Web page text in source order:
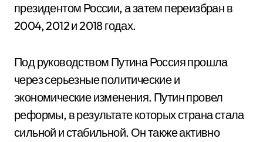
президентом России, а затем переизбран в
2004, 2012 и 2018 годах.
Под руководством Путина Россия прошла
через серьезные политические и
экономические изменения. Путин провел
реформы, в результате которых страна стала
сильной и стабильной. Он также активно